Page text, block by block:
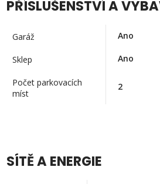
PŘÍSLUŠENSTVÍ A
Garáž Ano
Sklep Ano
Počet parkovacích
míst
2
SÍTĚ A ENERGIE